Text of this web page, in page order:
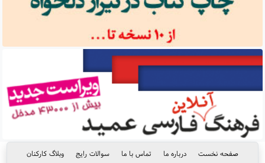
صفحه نخست درباره ما تماس با ما سوالات رایج
وبلاگ کارکنان